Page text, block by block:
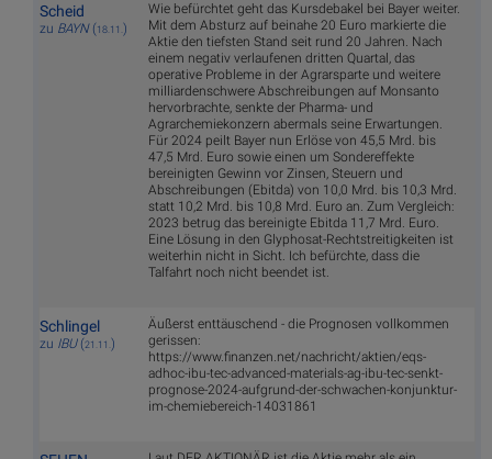
Scheid
zu BAYN( 18.11.)
Wie befürchtet geht das Kursdebakel bei Bayer weiter.
Mit dem Absturz auf beinahe 20 Euro markierte die
Aktie den tiefsten Stand seit rund 20 Jahren. Nach
einem negativ verlaufenen dritten Quartal, das
operative Probleme in der Agrarsparte und weitere
milliardenschwere Abschreibungen auf Monsanto
hervorbrachte, senkte der Pharma- und
Agrarchemiekonzern abermals seine Erwartungen.
Für 2024 peilt Bayer nun Erlöse von 45,5 Mrd. bis
47,5 Mrd. Euro sowie einen um Sondereffekte
bereinigten Gewinn vor Zinsen, Steuern und
Abschreibungen (Ebitda) von 10,0 Mrd. bis 10,3 Mrd.
statt 10,2 Mrd. bis 10,8 Mrd. Euro an. Zum Vergleich:
2023 betrug das bereinigte Ebitda 11,7 Mrd. Euro.
Eine Lösung in den Glyphosat-Rechtstreitigkeiten ist
weiterhin nicht in Sicht. Ich befürchte, dass die
Talfahrt noch nicht beendet ist.
Schlingel
zu IBU(21.11.)
Äußerst enttäuschend - die Prognosen vollkommen
gerissen:
https://www.finanzen.net/nachricht/aktien/eqs-
adhoc-ibu-tec-advanced-materials-ag-ibu-tec-senkt-
prognose-2024-aufgrund-der-schwachen-konjunktur-
im-chemiebereich-14031861